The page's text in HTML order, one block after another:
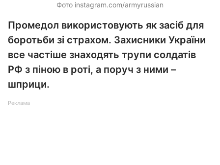
Фото instagram.com/armyrussian
Промедол використовують як засіб для
боротьби зі страхом. Захисники України
все частіше знаходять трупи солдатів
РФ з піною в роті, а поруч з ними –
шприци.
Реклама